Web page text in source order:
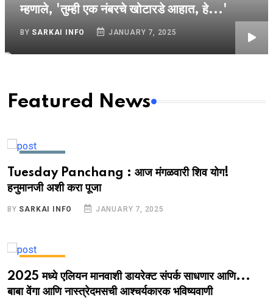
म्हणाले, 'तुम्ही एक नंबरचे खोटारडे आहात, हे...'
BY SARKAI INFO JANUARY 7, 2025
Featured News
Tuesday Panchang : आज मंगळवारी शिव योग!
हनुमानजी अशी करा पूजा
BY SARKAI INFO JANUARY 7, 2025
2025 मध्ये एलियन मानवाशी डायरेक्ट संपर्क साधणार आणि...
बाबा वेंगा आणि नास्त्रेदमसची आश्चर्यकारक भविष्यवाणी